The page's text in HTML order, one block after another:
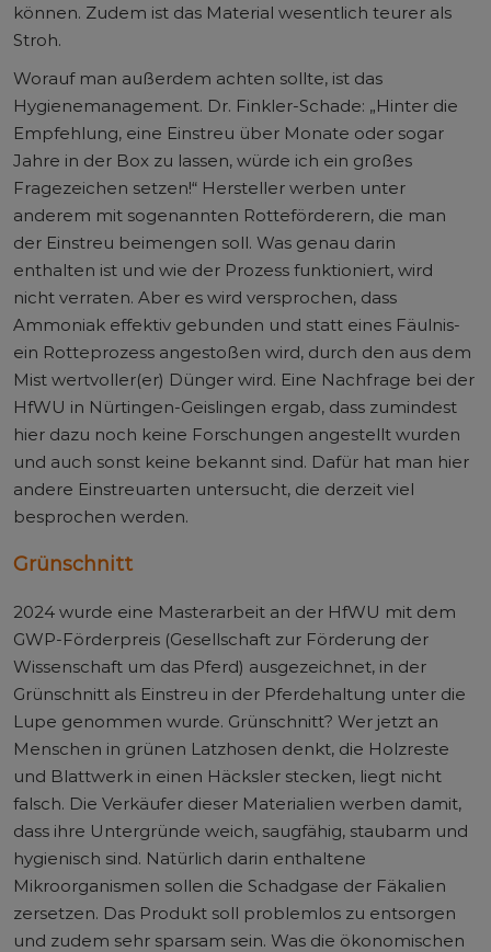
können. Zudem ist das Material wesentlich teurer als
Stroh.
Worauf man außerdem achten sollte, ist das
Hygienemanagement. Dr. Finkler-Schade: „Hinter die
Empfehlung, eine Einstreu über Monate oder sogar
Jahre in der Box zu lassen, würde ich ein großes
Fragezeichen setzen!“ Hersteller werben unter
anderem mit sogenannten Rotteförderern, die man
der Einstreu beimengen soll. Was genau darin
enthalten ist und wie der Prozess funktioniert, wird
nicht verraten. Aber es wird versprochen, dass
Ammoniak effektiv gebunden und statt eines Fäulnis-
ein Rotteprozess angestoßen wird, durch den aus dem
Mist wertvoller(er) Dünger wird. Eine Nachfrage bei der
HfWU in Nürtingen-Geislingen ergab, dass zumindest
hier dazu noch keine Forschungen angestellt wurden
und auch sonst keine bekannt sind. Dafür hat man hier
andere Einstreuarten untersucht, die derzeit viel
besprochen werden.
Grünschnitt
2024 wurde eine Masterarbeit an der HfWU mit dem
GWP-Förderpreis (Gesellschaft zur Förderung der
Wissenschaft um das Pferd) ausgezeichnet, in der
Grünschnitt als Einstreu in der Pferdehaltung unter die
Lupe genommen wurde. Grünschnitt? Wer jetzt an
Menschen in grünen Latzhosen denkt, die Holzreste
und Blattwerk in einen Häcksler stecken, liegt nicht
falsch. Die Verkäufer dieser Materialien werben damit,
dass ihre Untergründe weich, saugfähig, staubarm und
hygienisch sind. Natürlich darin enthaltene
Mikroorganismen sollen die Schadgase der Fäkalien
zersetzen. Das Produkt soll problemlos zu entsorgen
und zudem sehr sparsam sein. Was die ökonomischen